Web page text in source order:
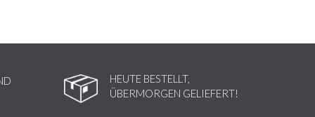
HEUTE BESTELLT,
ÜBERMORGEN GELIEFERT!